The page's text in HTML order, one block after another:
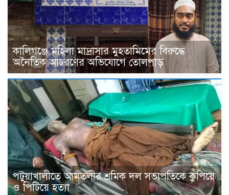
কালিগঞ্জে মহিলা মাদ্রাসার মুহতামিমের বিরুদ্ধে
অনৈতিক আচরণের অভিযোগে তোলপাড়
পটুয়াখালীতে আমতলীর শ্রমিক দল সভাপতিকে কুপিয়ে
ও পিটিয়ে হত্যা